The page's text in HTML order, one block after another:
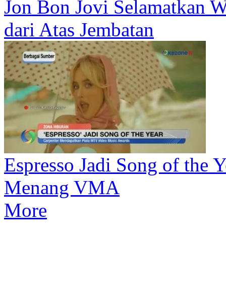
Jon Bon Jovi Selamatkan
dari Atas Jembatan
Espresso Jadi Song of the
Menang VMA
More